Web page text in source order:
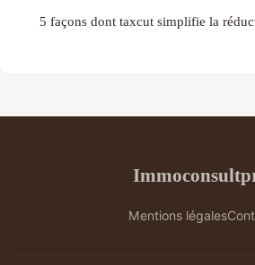
5 façons dont taxcut simplifie la
Mentions légales